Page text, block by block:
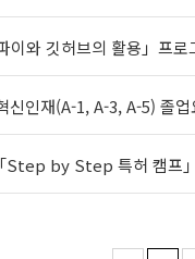
와 깃허브의 활용」프로
신인재(A-1, A-3, A-5) 졸
Step by Step 특허 캠프